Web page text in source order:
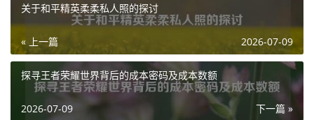
展现了游戏创作者们无穷的想象力和创造力。
除了新游戏的推出,Steam 12 月还举办了一系列丰富多彩的
促销活动，各种折扣力度诱人，让玩家们能够以更加实惠的
价格入手心仪已久的游戏，这对于广大游戏爱好者来说无疑
是一次绝佳的机会，可以趁机充实自己的游戏库，尽情享受
游戏带来的快乐。
关于和平精英柔柔私人照的探讨
« 上一篇 2026-07-09
探寻王者荣耀世界背后的成本密码及成本数额
下一篇 »
2026-07-09